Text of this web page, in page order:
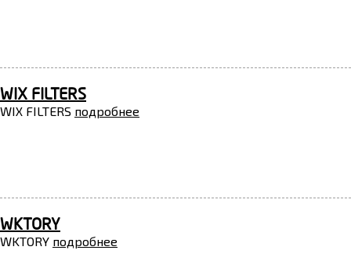
WIX FILTERS
WIX FILTERS подробнее
WKTORY
WKTORY подробнее